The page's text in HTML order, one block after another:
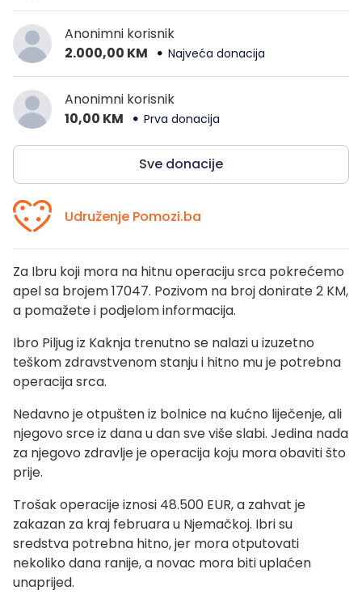
Anonimni korisnik
2.000,00 KM
Najveća donacija
Anonimni korisnik
10,00 KM
Prva donacija
Sve donacije
Udruženje Pomozi.ba
Za Ibru koji mora na hitnu operaciju srca pokrećemo
apel sa brojem 17047. Pozivom na broj donirate 2 KM,
a pomažete i podjelom informacija.
Ibro Piljug iz Kaknja trenutno se nalazi u izuzetno
teškom zdravstvenom stanju i hitno mu je potrebna
operacija srca.
Nedavno je otpušten iz bolnice na kućno liječenje, ali
njegovo srce iz dana u dan sve više slabi. Jedina nada
za njegovo zdravlje je operacija koju mora obaviti što
prije.
Trošak operacije iznosi 48.500 EUR, a zahvat je
zakazan za kraj februara u Njemačkoj. Ibri su
sredstva potrebna hitno, jer mora otputovati
nekoliko dana ranije, a novac mora biti uplaćen
unaprijed.